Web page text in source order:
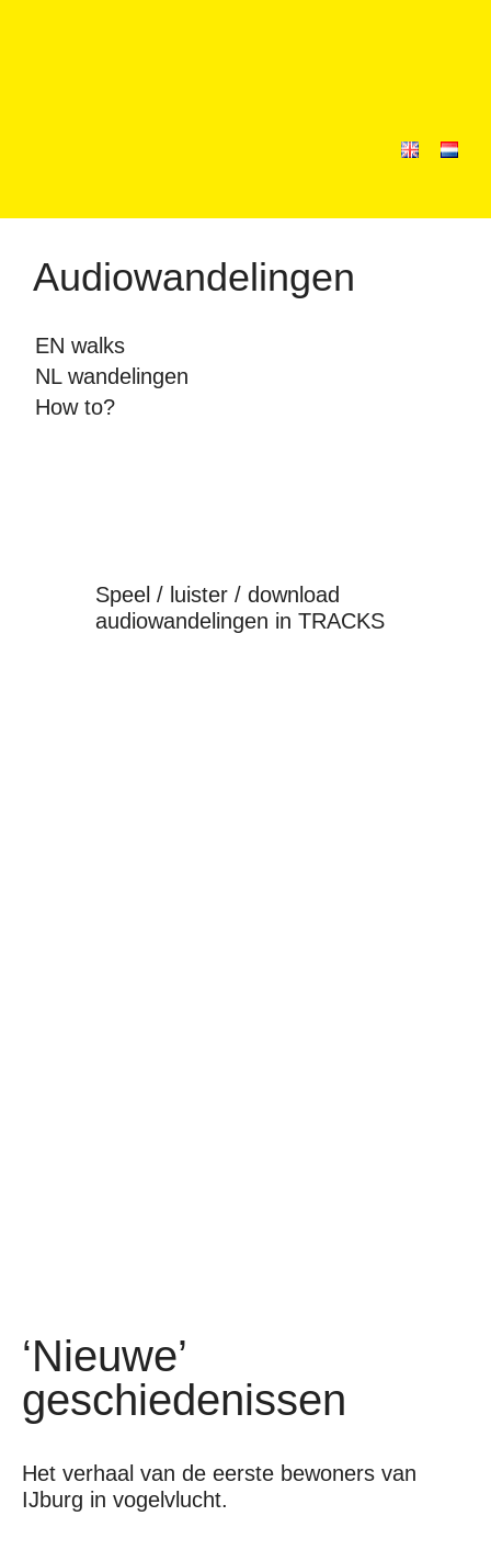
Audiowandelingen
EN walks
NL wandelingen
How to?
Speel / luister / download
audiowandelingen in TRACKS
‘Nieuwe’
geschiedenissen
Het verhaal van de eerste bewoners van
IJburg in vogelvlucht.